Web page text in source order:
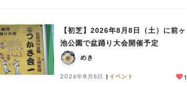
【初芝】2026年8月8日（土）に前ヶ
池公園で盆踊り大会開催予定
めき
2026年8月5日 イベント 1